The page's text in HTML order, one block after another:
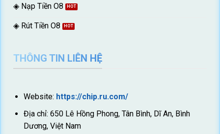
◈ Nạp Tiền O8
◈ Rút Tiền O8
THÔNG TIN LIÊN HỆ
Website: https://chip.ru.com/
Địa chỉ: 650 Lê Hồng Phong, Tân Bình, Dĩ An, Bình
Dương, Việt Nam